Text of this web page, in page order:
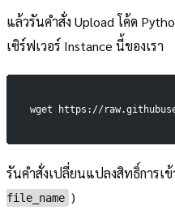
แล้วรันคำสั่ง Upload โค้ด
เซิร์ฟเวอร์ Instance นี้ของเรา
wget https://
รันคำสั่งเปลี่ยนแปลงสิทธิ์การเ
file_name )